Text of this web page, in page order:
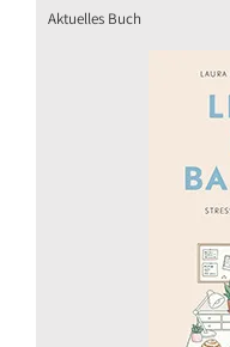
Aktuelles Buch